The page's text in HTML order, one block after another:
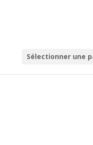
Sélectionner une